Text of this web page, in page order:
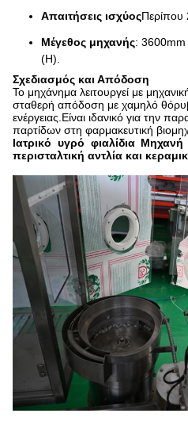
Απαιτήσεις ισχύοςΠερίπου
Μέγεθος μηχανής:
(H).
Σχεδιασμός και Απόδοση
Το μηχάνημα λειτουργεί με
σταθερή απόδοση με χαμηλό
ενέργειας.Είναι ιδανικό για την
παρτίδων στη φαρμακευτική
Ιατρικό υγρό φιαλίδια
περισταλτική αντλία και